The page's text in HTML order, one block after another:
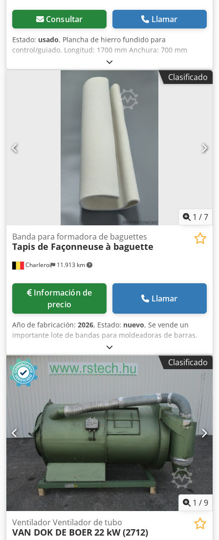
Consultar Llamar
Estado: usado, Plancha de hierro fundido para
control/guiado. Longitud: 1700 mm Anchura: 700 mm
Dcjdpfx Aszqzy Donvsk Grosor: 230 mm Altura sobre los
apoyos: 940 mm Peso: 0,8 toneladas
Clasificado
1 /7
Charleroi 11.913 km
Banda para formadora de baguettes
Tapis de Façonneuse à baguette
Información de
precio
Llamar
Año de fabricación: 2026, Estado: nuevo, Se vende un
importante lote de bandas para moldeadoras de barras.
Marcas disponibles: - MAJOR - BONGARD Dsdpfx Anozqt
Tcevjck - MERAND TENOR/TREGOR - BERTRAND EURO2000
- BERTRAND EUROMAP - JAC - PANIRECORD F73 -
PANIRECORD F60/F57 - SINMAG - PAVAILLER - STAFF Precios
unitarios y al por mayor. Se venden en kits completos para
una moldeadora, que incluyen: - Banda delantera - Banda
trasera - Banda inferior de refuerzo - Banda de recepción
Clasificado
1 /9
Ventilador Ventilador de tubo
VAN DOK DE BOER22 kW (2712)